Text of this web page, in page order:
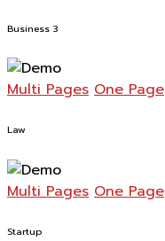
Business 3
Multi Pages One Page
Law
Multi Pages One Page
Startup